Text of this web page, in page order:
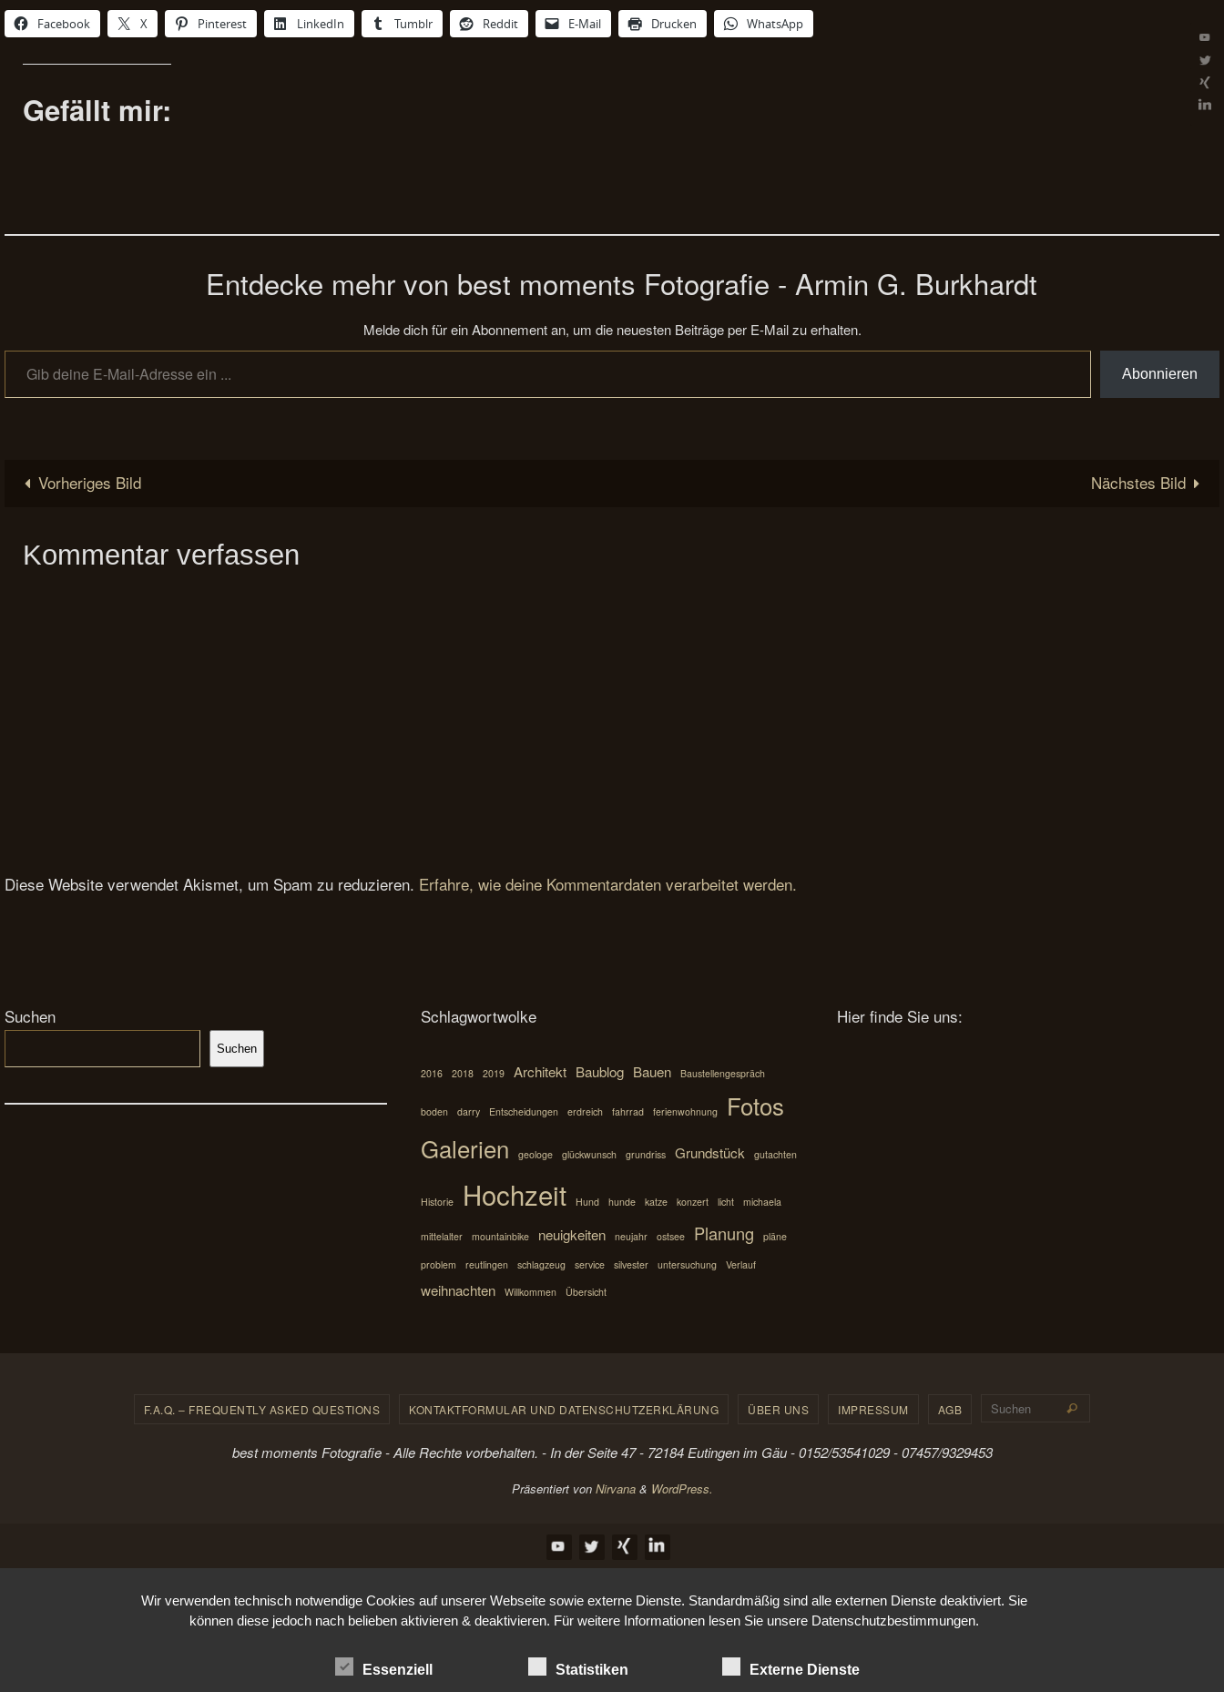
Facebook X Pinterest LinkedIn Tumblr Reddit E-Mail Drucken WhatsApp
Gefällt mir:
Entdecke mehr von best moments Fotografie - Armin G. Burkhardt
Melde dich für ein Abonnement an, um die neuesten Beiträge per E-Mail zu erhalten.
Gib deine E-Mail-Adresse ein ...
Abonnieren
Vorheriges Bild Nächstes Bild
Kommentar verfassen
Diese Website verwendet Akismet, um Spam zu reduzieren. Erfahre, wie deine Kommentardaten verarbeitet werden.
Suchen
Suchen
Schlagwortwolke
2016 2018 2019 Architekt Baublog Bauen Baustellengespräch
boden darry Entscheidungen erdreich fahrrad ferienwohnung
Fotos
Galerien
geologe glückwunsch grundriss Grundstück gutachten
Historie Hochzeit Hund hunde katze konzert licht michaela
mittelalter mountainbike neuigkeiten neujahr ostsee Planung pläne
problem reutlingen schlagzeug service silvester untersuchung Verlauf
weihnachten Willkommen Übersicht
Hier finde Sie uns:
F.A.Q. – FREQUENTLY ASKED QUESTIONS KONTAKTFORMULAR UND DATENSCHUTZERKLÄRUNG ÜBER UNS IMPRESSUM AGB Suchen
best moments Fotografie - Alle Rechte vorbehalten. - In der Seite 47 - 72184 Eutingen im Gäu - 0152/53541029 - 07457/9329453
Präsentiert von Nirvana& WordPress.
Wir verwenden technisch notwendige Cookies auf unserer Webseite sowie externe Dienste. Standardmäßig sind alle externen Dienste deaktiviert. Sie
können diese jedoch nach belieben aktivieren & deaktivieren. Für weitere Informationen lesen Sie unsere Datenschutzbestimmungen.
Essenziell Statistiken Externe Dienste